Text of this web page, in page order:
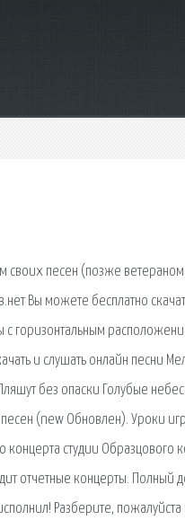
своих песен (позже
Вы можете бесплатно
горизонтальным
и слушать онлайн песни
без опаски Голубые
(new Обновлен). Уроки
студии Образцового
отчетные концерты. Полный
Разберите, пожалуйста